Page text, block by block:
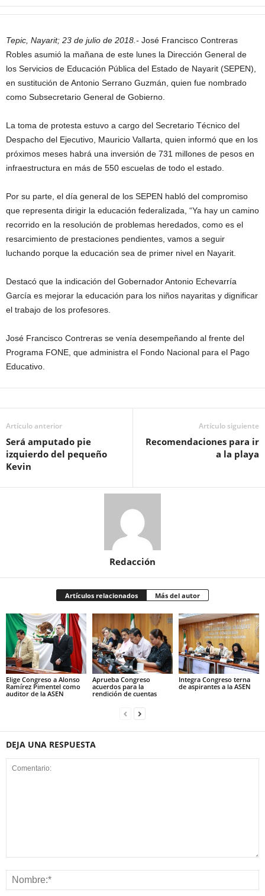
Tepic, Nayarit; 23 de julio de 2018.- José Francisco Contreras
Robles asumió la mañana de este lunes la Dirección General de
los Servicios de Educación Pública del Estado de Nayarit (SEPEN),
en sustitución de Antonio Serrano Guzmán, quien fue nombrado
como Subsecretario General de Gobierno.
La toma de protesta estuvo a cargo del Secretario Técnico del
Despacho del Ejecutivo, Mauricio Vallarta, quien informó que en los
próximos meses habrá una inversión de 731 millones de pesos en
infraestructura en más de 550 escuelas de todo el estado.
Por su parte, el día general de los SEPEN habló del compromiso
que representa dirigir la educación federalizada, “Ya hay un camino
recorrido en la resolución de problemas heredados, como es el
resarcimiento de prestaciones pendientes, vamos a seguir
luchando porque la educación sea de primer nivel en Nayarit.
Destacó que la indicación del Gobernador Antonio Echevarría
García es mejorar la educación para los niños nayaritas y dignificar
el trabajo de los profesores.
José Francisco Contreras se venía desempeñando al frente del
Programa FONE, que administra el Fondo Nacional para el Pago
Educativo.
Artículo anterior
Será amputado pie
izquierdo del pequeño
Kevin
Artículo siguiente
Recomendaciones para ir
a la playa
Redacción
Artículos relacionados Más del autor
Elige Congreso a Alonso
Ramírez Pimentel como
auditor de la ASEN
Aprueba Congreso
acuerdos para la
rendición de cuentas
Integra Congreso terna
de aspirantes a la ASEN
DEJA UNA RESPUESTA